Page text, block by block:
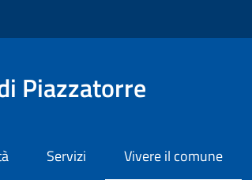
Piazzatorre
Servizi Vivere il comune